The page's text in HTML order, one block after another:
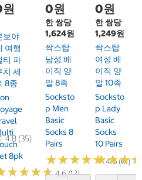
4.8 (35)
보야
여행
티 파
치 세
8종
8pk
★★★★
★★★★4.6 (12)
0원
한 쌍당
1,624원
싹스탑
남성 베
이직 양
말 8족
Socksto
P Men
Basic
Socks 8
Pairs
★★★★★
★★★★★4.6 (61)
0원
한 쌍당
1,249원
싹스탑
여성 베
이직 양
말 10족
Socksto
P Lady
Basic
Socks
10 Pairs
★★★
★★★